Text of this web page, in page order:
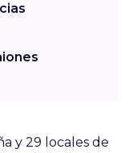
y 29 locales de